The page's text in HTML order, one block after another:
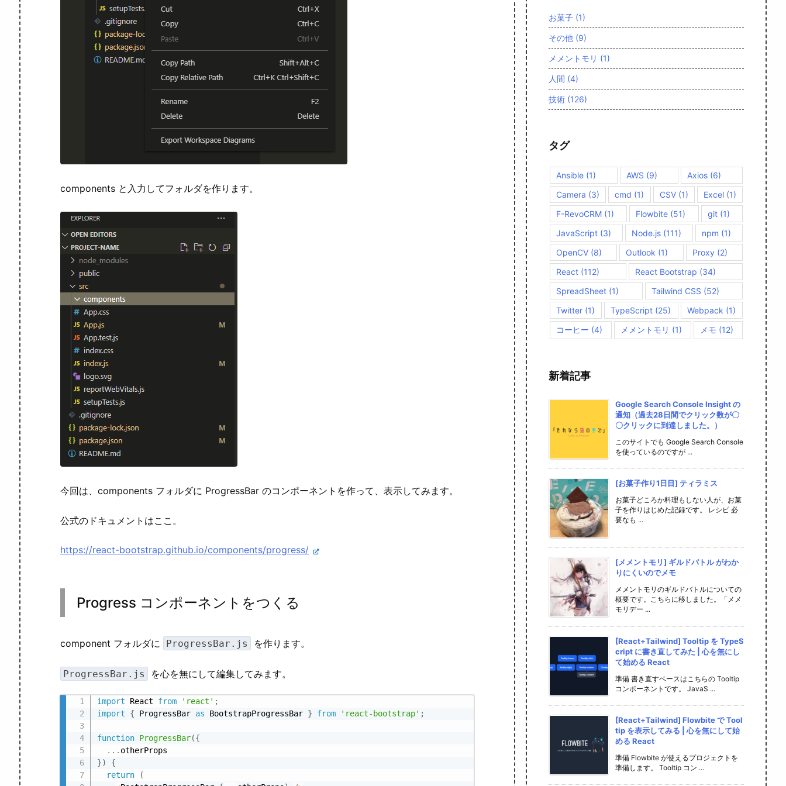
components と入力してフォルダを作ります。
今回は、components フォルダに ProgressBar のコンポーネントを作って、表示してみます。
公式のドキュメントはここ。
https://react-bootstrap.github.io/components/progress/
Progress コンポーネントをつくる
component フォルダに ProgressBar.js を作ります。
ProgressBar.js を心を無にして編集してみます。
import React from 'react' ;
import
{ ProgressBar as BootstrapProgressBar } from 'react-bootstrap' ;
function ProgressBar({
...
})
{
return
(
お菓子 (1)
その他 (9)
メメントモリ (1)
人間 (4)
技術 (126)
タグ
Ansible (1) AWS (9) Axios (6)
Camera (3) cmd (1) CSV(1) Excel(1)
F-RevoCRM (1) Flowbite (51) git(1)
JavaScript (3) Node.js (111) npm (1)
OpenCV (8) Outlook (1) Proxy (2)
React (112) React Bootstrap (34)
SpreadSheet (1) Tailwind CSS (52)
Twitter (1) TypeScript (25) Webpack (1)
コーヒー (4) メメントモリ (1) メモ (12)
新着記事
Google Search Console Insight の
通知（過去28日間でクリック数が〇
〇クリックに到達しました。）
このサイトでも Google Search Console
を使っているのですが ...
[お菓子作り1日目] ティラミス
お菓子どころか料理もしない人が、お菓
子を作りはじめた記録です。 レシピ 必
要なも ...
[メメントモリ] ギルドバトル がわか
りにくいのでメモ
メメントモリのギルドバトルについての
概要です。こちらに移しました。「メメ
モリデー ...
[React+Tailwind] Tooltip を TypeS
cript に書き直してみた | 心を無にし
て始める React
準備 書き直すベースはこちらの Tooltip
コンポーネントです。 JavaS ...
[React+Tailwind] Flowbite で Tool
tip を表示してみる | 心を無にして始
める React
準備 Flowbite が使えるプロジェクトを
準備します。 Tooltip コン ...